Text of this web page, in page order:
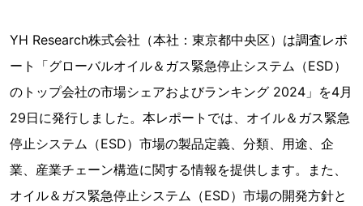
YH Research株式会社（本社：東京都中央区）は調査レポ
ート「グローバルオイル＆ガス緊急停止システム（ESD）
のトップ会社の市場シェアおよびランキング 2024」を4月
29日に発行しました。本レポートでは、オイル＆ガス緊急
停止システム（ESD）市場の製品定義、分類、用途、企
業、産業チェーン構造に関する情報を提供します。また、
オイル＆ガス緊急停止システム（ESD）市場の開発方針と